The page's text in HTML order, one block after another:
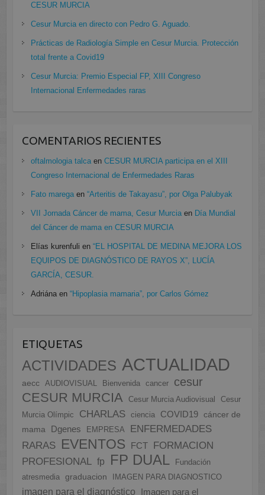
CESUR MURCIA
Cesur Murcia en directo con Pedro G. Aguado.
Prácticas de Radiología Simple en Cesur Murcia. Protección
total frente a Covid19
Cesur Murcia: Premio Especial FP, XIII Congreso
Internacional Enfermedades raras
COMENTARIOS RECIENTES
oftalmologia talcaen CESUR MURCIA participa en el XIII
Congreso Internacional de Enfermedades Raras
Fato maregaen “Arteritis de Takayasu”, por Olga Palubyak
VII Jornada Cáncer de mama, Cesur Murciaen Día Mundial
del Cáncer de mama en CESUR MURCIA
Elías kurenfuli en “EL HOSPITAL DE MEDINA MEJORA LOS
EQUIPOS DE DIAGNÓSTICO DE RAYOS X”, LUCÍA
GARCÍA, CESUR.
Adriánaen “Hipoplasia mamaria”, por Carlos Gómez
ETIQUETAS
ACTIVIDADES ACTUALIDAD
aecc AUDIOVISUAL Bienvenida cancer cesur
CESUR MURCIA Cesur Murcia Audiovisual
Cesur
Murcia Olímpic
CHARLAS ciencia COVID19
cáncer de
mama
Dgenes EMPRESA
ENFERMEDADES
RARAS EVENTOS FCT
FORMACION
PROFESIONAL fp FP DUAL
Fundación
atresmedia
graduacion IMAGEN PARA DIAGNOSTICO
imagen para el diagnóstico Imagen para el